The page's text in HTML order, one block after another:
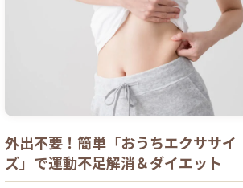
外出不要！簡単「おうちエクササイ
ズ」で運動不足解消＆ダイエット